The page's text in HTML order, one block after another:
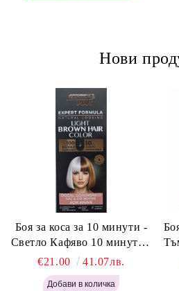
Нови
Боя за коса за 10 минути -
Светло Кафяво 10 минути -
Softtoplus Expert Woman
Light Brown 400мл
€21.00 41.07лв.